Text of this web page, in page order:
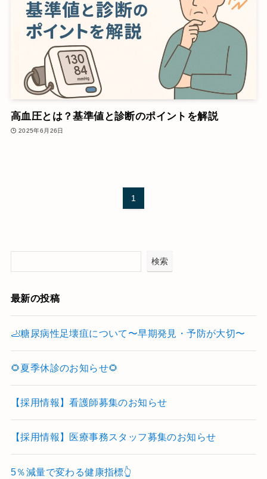
高血圧とは？基準値と診断のポイントを解説
2025年6月26日
1
検索
最新の投稿
🦶糖尿病性足壊疽について〜早期発見・予防が大切〜
🌻夏季休診のお知らせ🌻
【採用情報】看護師募集のお知らせ
【採用情報】医療事務スタッフ募集のお知らせ
5％減量で変わる健康指標👆